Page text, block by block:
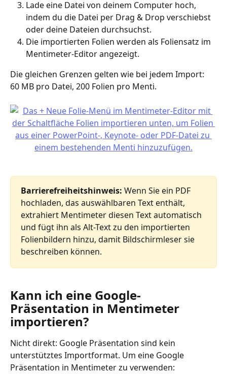
Lade eine Datei von deinem Computer hoch,
indem du die Datei per Drag & Drop verschiebst
oder deine Dateien durchsuchst.
Die importierten Folien werden als Foliensatz im
Mentimeter-Editor angezeigt.
Die gleichen Grenzen gelten wie bei jedem Import:
60 MB pro Datei, 200 Folien pro Menti.
Barrierefreiheitshinweis: Wenn Sie ein PDF
hochladen, das auswählbaren Text enthält,
extrahiert Mentimeter diesen Text automatisch
und fügt ihn als Alt-Text zu den importierten
Folienbildern hinzu, damit Bildschirmleser sie
beschreiben können.
Kann ich eine Google-
Präsentation in Mentimeter
importieren?
Nicht direkt: Google Präsentation sind kein
unterstütztes Importformat. Um eine Google
Präsentation in Mentimeter zu verwenden: